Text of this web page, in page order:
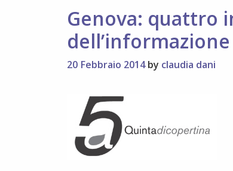
Genova: quattro
20 Febbraio 2014 by claudia dani